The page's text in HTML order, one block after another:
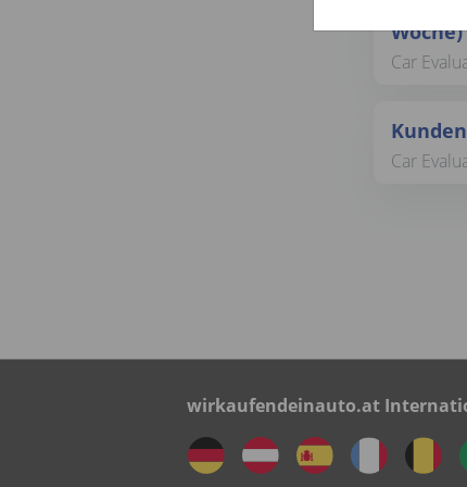
Car
Car
wirkaufendeinauto.at